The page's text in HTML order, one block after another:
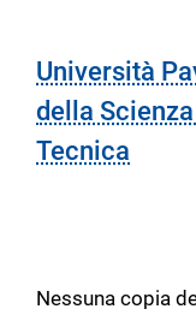
Università
della
Tecnica
Nessuna copia